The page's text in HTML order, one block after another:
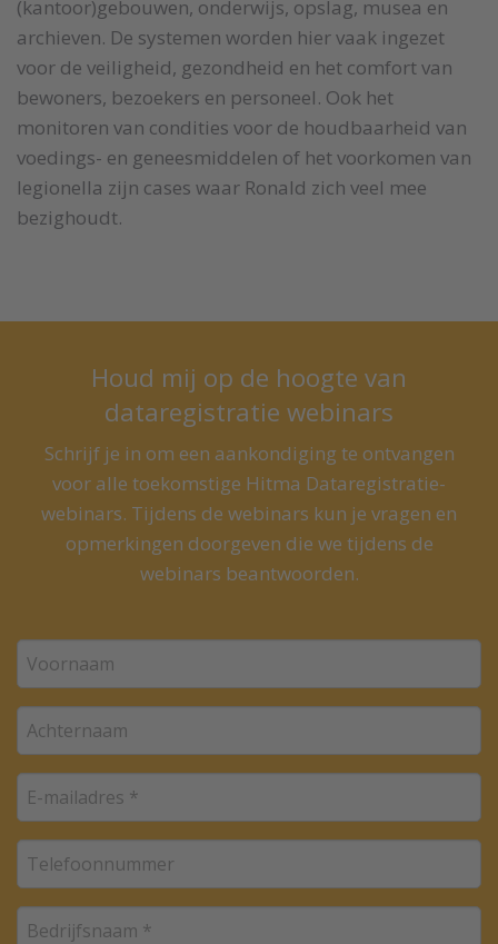
(kantoor)gebouwen, onderwijs, opslag, musea en
archieven. De systemen worden hier vaak ingezet
voor de veiligheid, gezondheid en het comfort van
bewoners, bezoekers en personeel. Ook het
monitoren van condities voor de houdbaarheid van
voedings- en geneesmiddelen of het voorkomen van
legionella zijn cases waar Ronald zich veel mee
bezighoudt.
Houd mij op de hoogte van
dataregistratie webinars
Schrijf je in om een aankondiging te ontvangen
voor alle toekomstige Hitma Dataregistratie-
webinars. Tijdens de webinars kun je vragen en
opmerkingen doorgeven die we tijdens de
webinars beantwoorden.